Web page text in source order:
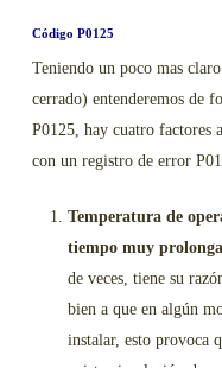
Código P0125
Teniendo un poco mas
cerrado) entenderemos de
P0125, hay cuatro factores
con un registro de error
Temperatura de
tiempo muy
de veces, tiene su
bien a que en algún
instalar, esto provoca